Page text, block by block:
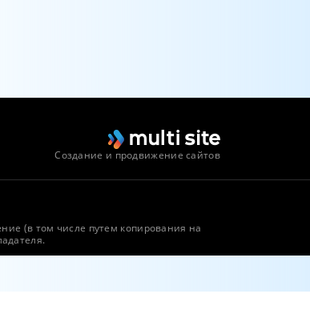
Создание и продвижение сайтов
(в том числе путем копирования на